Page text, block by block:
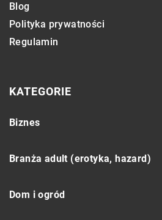
Blog
Polityka prywatności
Regulamin
KATEGORIE
Biznes
Branża adult (erotyka, hazard)
Dom i ogród